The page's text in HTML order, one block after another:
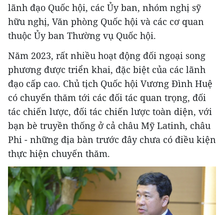
lãnh đạo Quốc hội, các Ủy ban, nhóm nghị sỹ
hữu nghị, Văn phòng Quốc hội và các cơ quan
thuộc Ủy ban Thường vụ Quốc hội.
Năm 2023, rất nhiều hoạt động đối ngoại song
phương được triển khai, đặc biệt của các lãnh
đạo cấp cao. Chủ tịch Quốc hội Vương Đình Huệ
có chuyến thăm tới các đối tác quan trọng, đối
tác chiến lược, đối tác chiến lược toàn diện, với
bạn bè truyền thống ở cả châu Mỹ Latinh, châu
Phi - những địa bàn trước đây chưa có điều kiện
thực hiện chuyến thăm.